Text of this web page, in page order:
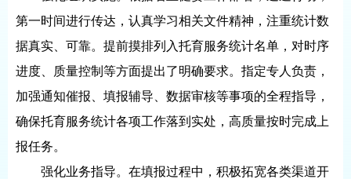
第一时间进行传达，认真学习相关文件精神，注重统计数
据真实、可靠。提前摸排列入托育服务统计名单，对时序
进度、质量控制等方面提出了明确要求。指定专人负责，
加强通知催报、填报辅导、数据审核等事项的全程指导，
确保托育服务统计各项工作落到实处，高质量按时完成上
报任务。
强化业务指导。在填报过程中，积极拓宽各类渠道开